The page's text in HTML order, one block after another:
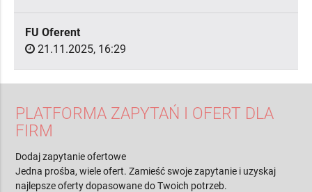
FU Oferent
21.11.2025, 16:29
PLATFORMA ZAPYTAŃ I OFERT DLA
FIRM
Dodaj zapytanie ofertowe
Jedna prośba, wiele ofert. Zamieść swoje zapytanie i uzyskaj
najlepsze oferty dopasowane do Twoich potrzeb.